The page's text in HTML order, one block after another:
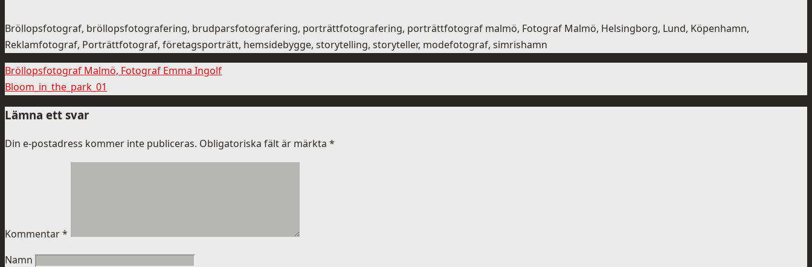
Bröllopsfotograf, bröllopsfotografering, brudparsfotografering, porträttfotografering, porträttfotograf malmö, Fotograf Malmö, Helsingborg, Lund, Köpenhamn,
Reklamfotograf, Porträttfotograf, företagsporträtt, hemsidebygge, storytelling, storyteller, modefotograf, simrishamn
Bröllopsfotograf Malmö, Fotograf Emma Ingolf
Bloom_in_the_park_01
Lämna ett svar
Din e-postadress kommer inte publiceras. Obligatoriska fält är märkta *
Kommentar*
Namn